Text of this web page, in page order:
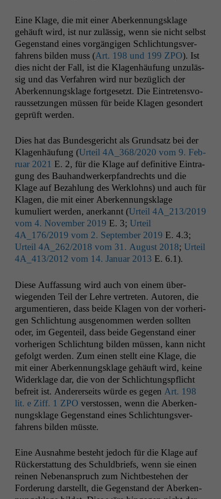
Eine Klage, die mit ein­er Aberken­nungsklage
gehäuft wird, ist nur zuläs­sig, wenn sie nicht selb­st
Gegen­stand eines vorgängi­gen Schlich­tungsver­
fahrens bilden muss (Art. 198 und 199 ZPO). Ist
dies nicht der Fall, ist die Kla­gen­häu­fung unzuläs­
sig und das Ver­fahren wird nur bezüglich der
Aberken­nungsklage fort­ge­set­zt. Die Ein­tretensvo­
raus­set­zun­gen müssen für bei­de Kla­gen geson­dert
geprüft werden.
Dies hat das Bun­des­gericht als Grund­satz bei der
Kla­gen­häu­fung (Urteil 4A_368/2020 vom 9. Feb­
ru­ar 2021 E. 2, für die Klage auf defin­i­tive Ein­tra­
gung des Bauhandw­erk­erp­fan­drechts und die
Klage auf Bezahlung des Werk­lohns) und auch für
Kla­gen, die mit ein­er Aberken­nungsklage
kumuliert wer­den, anerkan­nt (Urteil 4A_213/2019
vom 4. Novem­ber 2019 E. 3; Urteil
4A_176/2019 vom 2. Sep­tem­ber 2019 E. 4.3;
Urteil 4A_262/2018 vom 31. August 2018; Urteil
4A_413/2012 vom 14. Jan­u­ar 2013 E. 6.1).
Diese Auf­fas­sung wird auch von einem über­
wiegen­den Teil der Lehre vertreten. Autoren, die
argu­men­tieren, dass bei­de Kla­gen von der vorheri­
gen Schlich­tung ausgenom­men wer­den soll­ten
oder, im Gegen­teil, dass bei­de Gegen­stand ein­er
vorheri­gen Schlich­tung bilden müssen, kann nicht
gefol­gt wer­den. Zum einen stellt eine Klage, die
mit ein­er Aberken­nungsklage gehäuft wird, keine
Widerk­lage dar, die von der Schlich­tungspflicht
befre­it ist. Ander­er­seits würde es gegen Art. 198
lit. e Ziff. 1 ZPO ver­stossen, wenn die Aberken­
nungsklage Gegen­stand eines Schlich­tungsver­
fahrens bilden müsste.
Eine Aus­nahme beste­ht jedoch für die Klage auf
Rück­er­stat­tung des Schuld­briefs, wenn sie einen
reinen Nebe­nanspruch zum Nichtbeste­hen der
Forderung darstellt, die Gegen­stand der Aberken­
Notwendige
Cookies
Diese
Cookies sind
optional, es
braucht sie,
damit die
Website
korrekt
angezeigt
werden kann.
Statistiken
Um unsere
Website zu
verbessern,
zeichnen
Daten auf.
Funktionalität
Einige